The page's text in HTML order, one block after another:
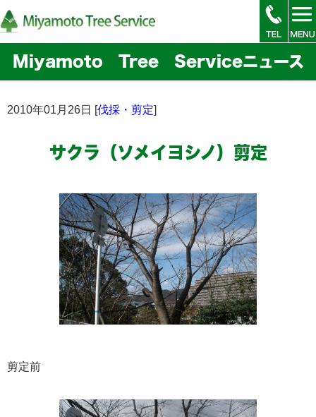
Miyamoto Tree Serviceニュース
2010年01月26日 [伐採・剪定]
サクラ（ソメイヨシノ）剪定
剪定前